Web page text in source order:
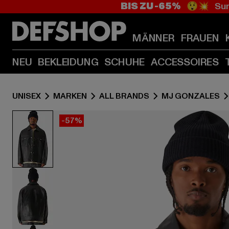
BIS ZU -65% 😲💥
MÄNNER FRAUEN
NEU BEKLEIDUNG SCHUHE ACCESSOIRES
UNISEX MARKEN ALL BRANDS MJ GONZALES
-57%